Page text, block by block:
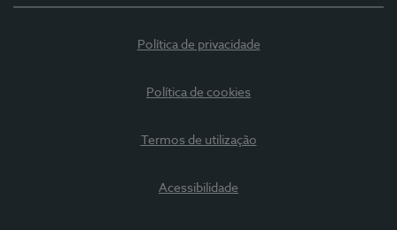
Política de privacidade
Política de cookies
Termos de utilização
Acessibilidade